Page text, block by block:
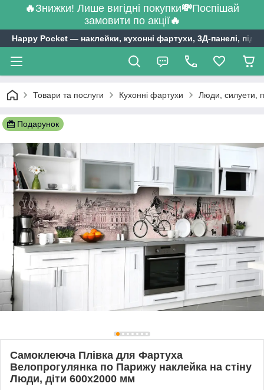
🔥Знижки! Лише вигідні покупки💸Поспішай
замовити по акції🔥
Happy Pocket ― наклейки, кухонні фартухи, 3Д-панелі,
Товари та послуги Кухонні фартухи Люди, силуети,
Подарунок
Самоклеюча Плівка для Фартуха
Велопрогулянка по Парижу наклейка на стіну
Люди, діти 600х2000 мм